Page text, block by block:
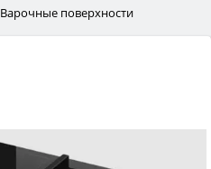
Варочные поверхности